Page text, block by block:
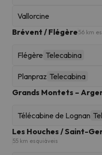
Vallorcine
Brévent / Flégère 56 km
Flégère Telecabina
Planpraz Telecabina
Grands Montets –
Télécabine de Lognan
Les Houches / Saint-
55 km esquiáveis